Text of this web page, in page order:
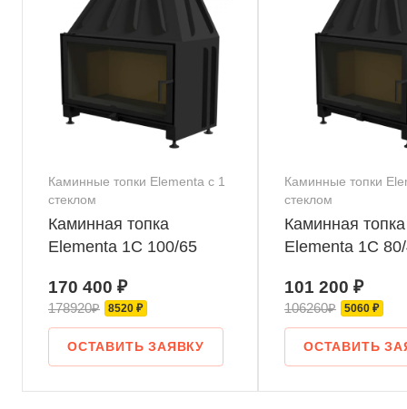
Каминные топки Elementa с 1
стеклом
Каминная топка
Elementa 1С 100/65
170 400 ₽
178920₽ 8520 ₽
ОСТАВИТЬ ЗАЯВКУ
Каминные топки
стеклом
Каминная топка
Elementa 1С
101 200 ₽
106260₽ 5060 ₽
ОСТАВИТЬ